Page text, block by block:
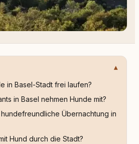
in Basel-Stadt frei laufen?
in Basel nehmen Hunde mit?
Übernachtung in
Hund durch die Stadt?